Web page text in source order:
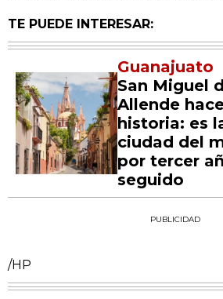
TE PUEDE INTERESAR:
Guanajuato
San Miguel
Allende
historia: es
ciudad del
por tercer
seguido
PUBLICIDAD
/HP